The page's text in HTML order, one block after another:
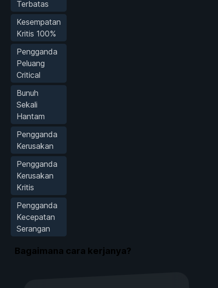
Terbatas
Kesempatan
Kritis 100%
Pengganda
Peluang
Critical
Bunuh
Sekali
Hantam
Pengganda
Kerusakan
Pengganda
Kerusakan
Kritis
Pengganda
Kecepatan
Serangan
Bagaimana cara kerjanya?